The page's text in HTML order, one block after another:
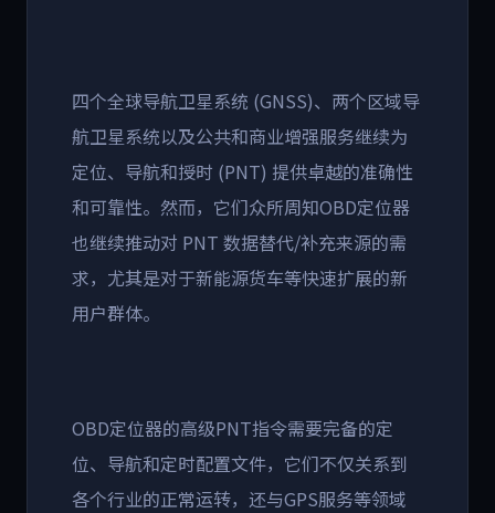
四个全球导航卫星系统 (GNSS)、两个区域导
航卫星系统以及公共和商业增强服务继续为
定位、导航和授时 (PNT) 提供卓越的准确性
和可靠性。然而，它们众所周知OBD定位器
也继续推动对 PNT 数据替代/补充来源的需
求，尤其是对于新能源货车等快速扩展的新
用户群体。
OBD定位器的高级PNT指令需要完备的定
位、导航和定时配置文件，它们不仅关系到
各个行业的正常运转，还与GPS服务等领域